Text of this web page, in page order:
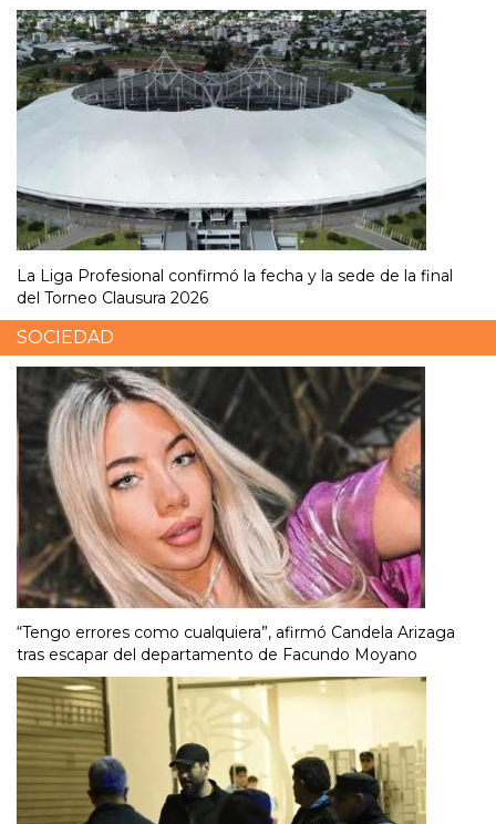
La Liga Profesional confirmó la fecha y la sede de la final
del Torneo Clausura 2026
SOCIEDAD
“Tengo errores como cualquiera”, afirmó Candela Arizaga
tras escapar del departamento de Facundo Moyano